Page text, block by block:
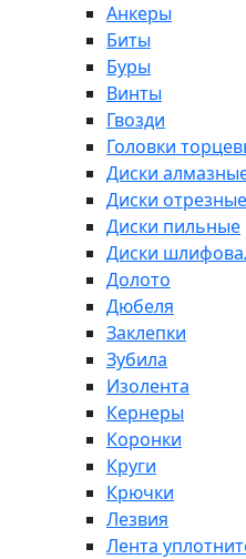
Анкеры
Биты
Буры
Винты
Гвозди
Головки
Диски
Диски отрезные
Диски пильные
Диски
Долото
Дюбеля
Заклепки
Зубила
Изолента
Кернеры
Коронки
Круги
Крючки
Лезвия
Лента